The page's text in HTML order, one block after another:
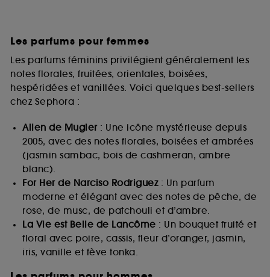
Les parfums pour femmes
Les parfums féminins privilégient généralement les
notes florales, fruitées, orientales, boisées,
hespéridées et vanillées. Voici quelques best-sellers
chez Sephora :
Alien de Mugler: Une icône mystérieuse depuis
2005, avec des notes florales, boisées et ambrées
(jasmin sambac, bois de cashmeran, ambre
blanc).
For Her de Narciso Rodriguez: Un parfum
moderne et élégant avec des notes de pêche, de
rose, de musc, de patchouli et d’ambre.
La Vie est Belle de Lancôme : Un bouquet fruité et
floral avec poire, cassis, fleur d’oranger, jasmin,
iris, vanille et fève tonka.